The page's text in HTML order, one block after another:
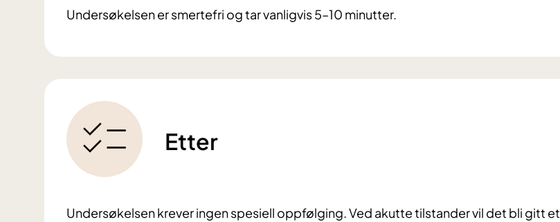
Undersøkelsen er smertefri og tar vanligvis 5–10 minutter.
Etter
Undersøkelsen krever ingen spesiell oppfølging. Ved akutte tilstander vil det bli gitt et